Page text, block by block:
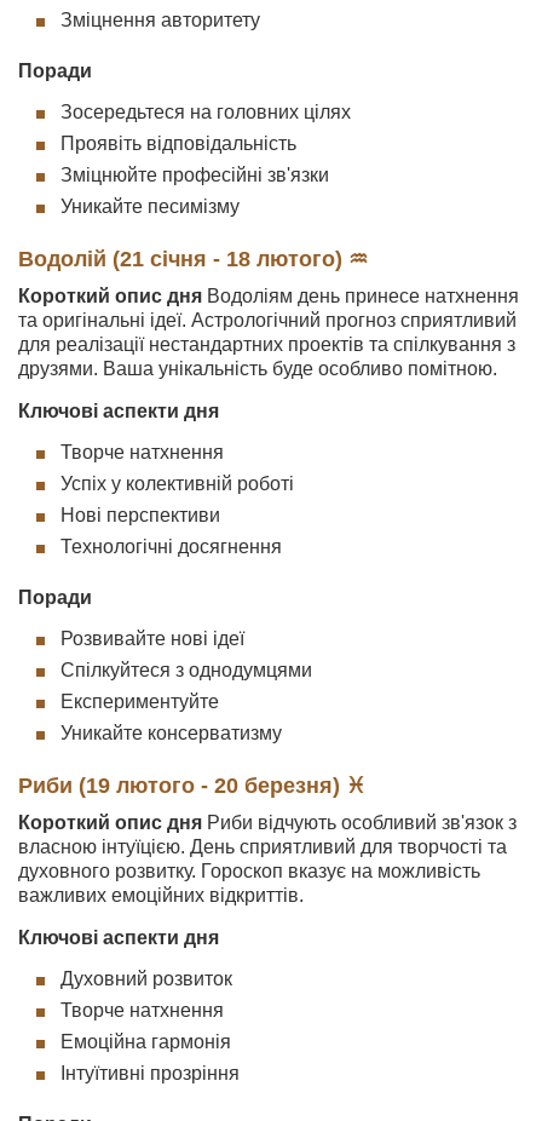
Зміцнення авторитету
Поради
Зосередьтеся на головних цілях
Проявіть відповідальність
Зміцнюйте професійні зв'язки
Уникайте песимізму
Водолій (21 січня - 18 лютого) ♒
Короткий опис дня Водоліям день принесе натхнення
та оригінальні ідеї. Астрологічний прогноз сприятливий
для реалізації нестандартних проектів та спілкування з
друзями. Ваша унікальність буде особливо помітною.
Ключові аспекти дня
Творче натхнення
Успіх у колективній роботі
Нові перспективи
Технологічні досягнення
Поради
Розвивайте нові ідеї
Спілкуйтеся з однодумцями
Експериментуйте
Уникайте консерватизму
Риби (19 лютого - 20 березня) ♓
Короткий опис дня Риби відчують особливий зв'язок з
власною інтуїцією. День сприятливий для творчості та
духовного розвитку. Гороскоп вказує на можливість
важливих емоційних відкриттів.
Ключові аспекти дня
Духовний розвиток
Творче натхнення
Емоційна гармонія
Інтуїтивні прозріння